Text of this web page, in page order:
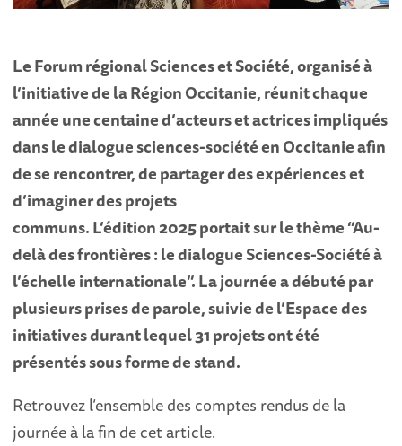
Le Forum régional Sciences et Société, organisé à
l’initiative de la Région Occitanie, réunit chaque
année une centaine d’acteurs et actrices impliqués
dans le dialogue sciences-société en Occitanie afin
de se rencontrer, de partager des expériences et
d’imaginer des projets
communs. L’édition 2025 portait sur le thème “Au-
delà des frontières : le dialogue Sciences-Société à
l’échelle internationale”. La journée a débuté par
plusieurs prises de parole, suivie de l’Espace des
initiatives durant lequel 31 projets ont été
présentés sous forme de stand.
Retrouvez l’ensemble des comptes rendus de la
journée à la fin de cet article.